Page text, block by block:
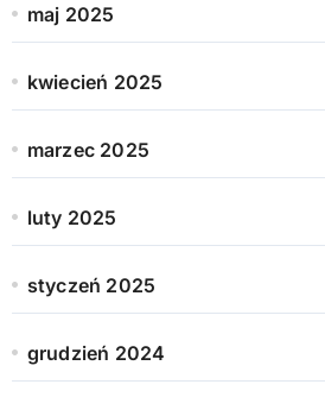
maj 2025
kwiecień 2025
marzec 2025
luty 2025
styczeń 2025
grudzień 2024